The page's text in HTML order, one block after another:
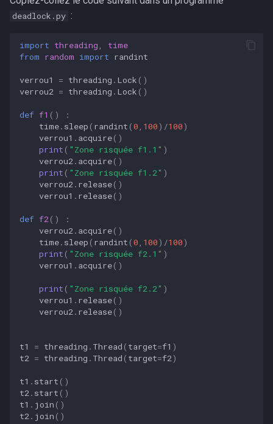
Les algorithmes gloutons
deadlock.py :
import threading
time
from random import randint
verrou1 = threading . Lock ()
verrou2 = threading . Lock ()
def f1 ()
:
time. sleep ( randint (0 100) /100)
verrou1 . acquire()
print ( "Zone risquée f1.1" )
verrou2 . acquire()
print ( "Zone risquée f1.2" )
verrou2 . release()
verrou1 . release()
def f2 ()
:
verrou2 . acquire()
time. sleep ( randint (0 100) /100)
print ( "Zone risquée f2.1" )
verrou1 . acquire()
print ( "Zone risquée f2.2" )
verrou1 . release()
verrou2 . release()
t1 = threading . Thread ( target=f1 )
t2 = threading . Thread ( target=f2)
t1 . start ()
t2 . start ()
t1 . join ()
t2 . join ()